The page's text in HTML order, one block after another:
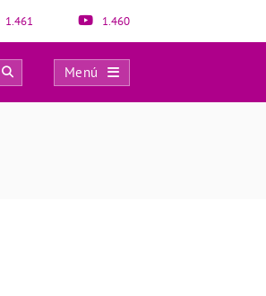
1.461 1.460
Menú